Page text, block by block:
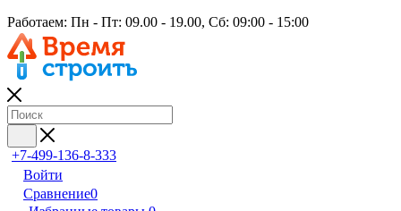
Работаем: Пн - Пт: 09.00 - 19.00, Сб: 09:00 - 15:00
+7-499-136-8-333
Войти
Сравнение0